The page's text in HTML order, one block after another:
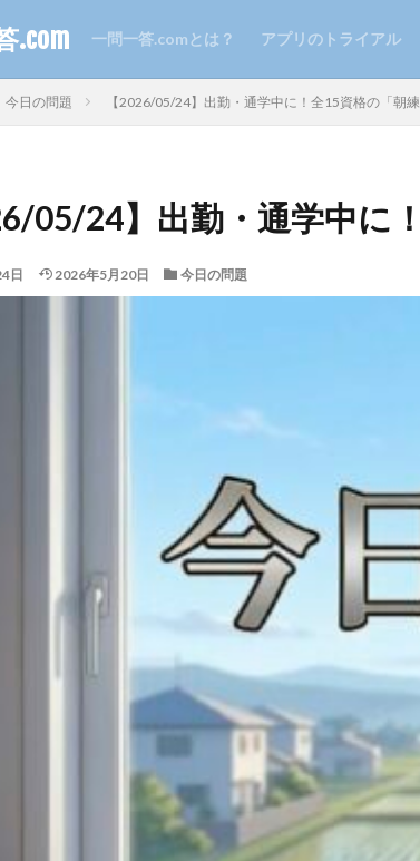
.com 一問一答.comとは？ アプリのトライアル
今日の問題 【2026/05/24】出勤・通学中に！全15資格の「朝練
05/24】出勤・通学中に
日 2026年5月20日 今日の問題